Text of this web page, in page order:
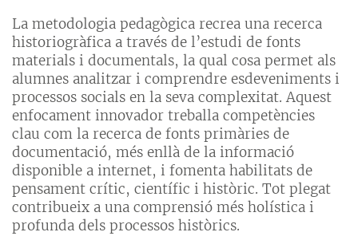
La metodologia pedagògica recrea una recerca
historiogràfica a través de l’estudi de fonts
materials i documentals, la qual cosa permet als
alumnes analitzar i comprendre esdeveniments i
processos socials en la seva complexitat. Aquest
enfocament innovador treballa competències
clau com la recerca de fonts primàries de
documentació, més enllà de la informació
disponible a internet, i fomenta habilitats de
pensament crític, científic i històric. Tot plegat
contribueix a una comprensió més holística i
profunda dels processos històrics.